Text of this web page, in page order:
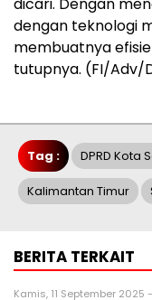
dengan teknologi
membuatnya
tutupnya. (FI/Adv/
Tag : DPRD Kota
Kalimantan Timur
BERITA TERKAIT
Kamis, 11 September 2025